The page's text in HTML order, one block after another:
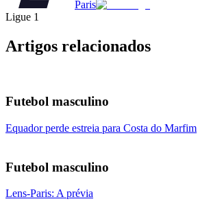
Paris
Ligue 1
Artigos relacionados
Futebol masculino
Equador perde estreia para Costa do Marfim
Futebol masculino
Lens-Paris: A prévia